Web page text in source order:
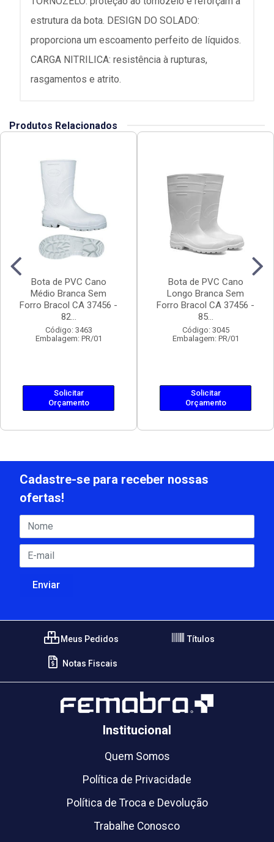
estrutura da bota. DESIGN DO SOLADO:
proporciona um escoamento perfeito de líquidos.
CARGA NITRILICA: resistência à rupturas,
rasgamentos e atrito.
Produtos Relacionados
Bota de PVC Cano
Médio Branca Sem
Forro Bracol CA 37456 -
82...
Código: 3463
Embalagem: PR/01
Solicitar
Orçamento
Bota de PVC Cano
Longo Branca Sem
Forro Bracol CA 37456 -
85...
Código: 3045
Embalagem: PR/01
Solicitar
Orçamento
Cadastre-se para receber nossas
ofertas!
Meus Pedidos Títulos
Notas Fiscais
Institucional
Quem Somos
Política de Privacidade
Política de Troca e Devolução
Trabalhe Conosco